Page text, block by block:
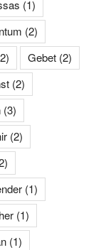
(1)
(2)
Gebet (2)
(2)
(3)
(2)
(1)
(1)
(1)